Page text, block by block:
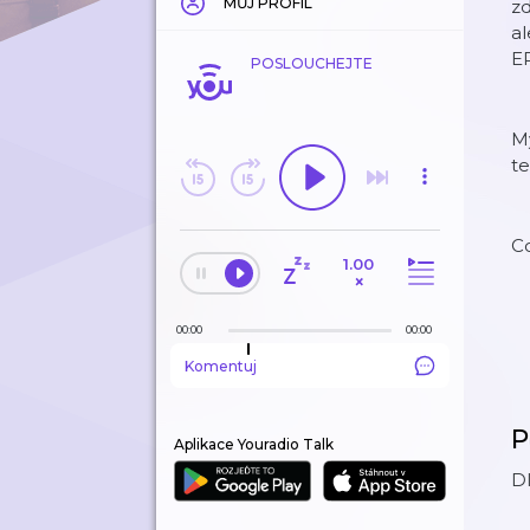
POSLOUCHEJTE
1.00
×
00:00 00:00
Komentuj
Aplikace Youradio Talk